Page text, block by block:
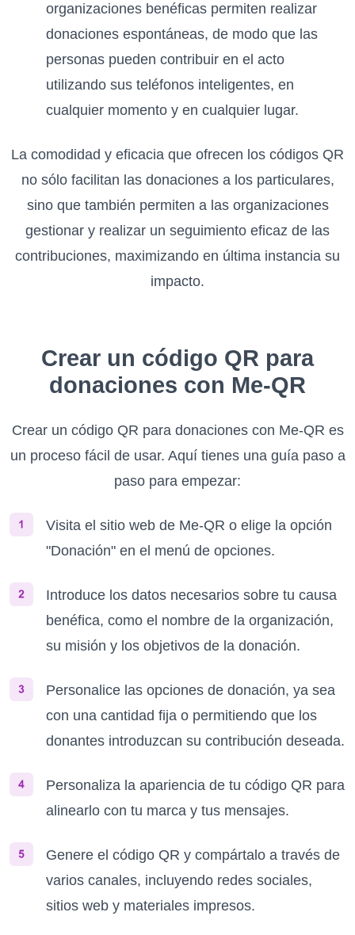
organizaciones benéficas permiten realizar
donaciones espontáneas, de modo que las
personas pueden contribuir en el acto
utilizando sus teléfonos inteligentes, en
cualquier momento y en cualquier lugar.
La comodidad y eficacia que ofrecen los códigos QR
no sólo facilitan las donaciones a los particulares,
sino que también permiten a las organizaciones
gestionar y realizar un seguimiento eficaz de las
contribuciones, maximizando en última instancia su
impacto.
Crear un código QR para
donaciones con Me-QR
Crear un código QR para donaciones con Me-QR es
un proceso fácil de usar. Aquí tienes una guía paso a
paso para empezar:
Visita el sitio web de Me-QR o elige la opción
"Donación" en el menú de opciones.
Introduce los datos necesarios sobre tu causa
benéfica, como el nombre de la organización,
su misión y los objetivos de la donación.
Personalice las opciones de donación, ya sea
con una cantidad fija o permitiendo que los
donantes introduzcan su contribución deseada.
Personaliza la apariencia de tu código QR para
alinearlo con tu marca y tus mensajes.
Genere el código QR y compártalo a través de
varios canales, incluyendo redes sociales,
sitios web y materiales impresos.